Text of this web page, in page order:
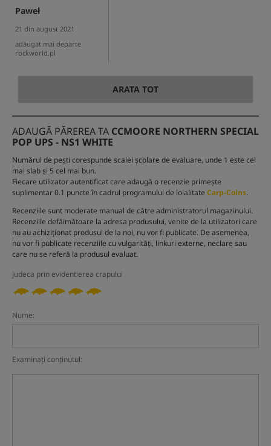
Paweł
21 din august 2021
adăugat mai departe
rockworld.pl
ARATA TOT
ADAUGĂ PĂREREA TA CCMOORE NORTHERN SPECIAL
POP UPS - NS1 WHITE
Numărul de pești corespunde scalei școlare de evaluare, unde 1 este cel
mai slab și 5 cel mai bun.
Fiecare utilizator autentificat care adaugă o recenzie primește
suplimentar 0.1 puncte în cadrul programului de loialitate Carp-Coins.
Recenziile sunt moderate manual de către administratorul magazinului.
Recenziile defăimătoare la adresa produsului, venite de la utilizatori care
nu au achiziționat produsul de la noi, nu vor fi publicate. De asemenea,
nu vor fi publicate recenziile cu vulgarități, linkuri externe, neclare sau
care nu se referă la produsul evaluat.
judeca prin evidentierea crapului
Nume:
Examinați conținutul: